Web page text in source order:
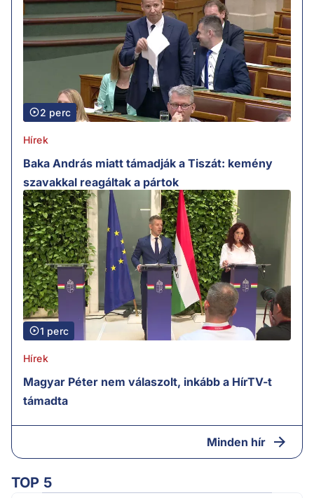
2 perc
Hírek
Baka András miatt támadják a Tiszát: kemény
szavakkal reagáltak a pártok
1 perc
Hírek
Magyar Péter nem válaszolt, inkább a HírTV-t
támadta
Minden hír
TOP 5